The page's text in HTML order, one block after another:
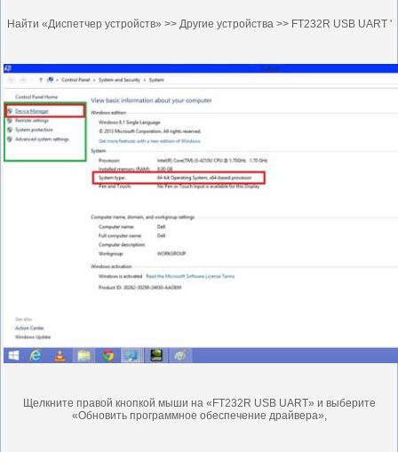
Найти «Диспетчер устройств» >> Другие устройства >> FT232R USB UART '
Щелкните правой кнопкой мыши на «FT232R USB UART» и выберите
«Обновить программное обеспечение драйвера»,